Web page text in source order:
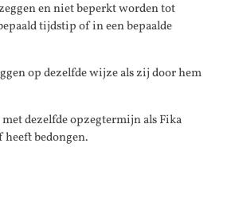
en niet beperkt worden tot
tijdstip of in een bepaalde
op dezelfde wijze als zij door hem
dezelfde opzegtermijn als Fika
bedongen.